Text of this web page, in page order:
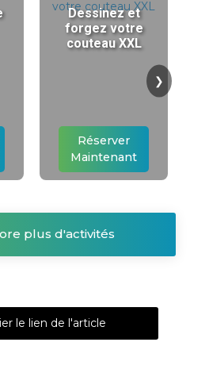
Dessinez et
forgez votre
couteau XXL
Réserver
Maintenant
❯
plus d'activités
le lien de l'article